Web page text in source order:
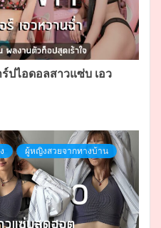
ร์ปไอดอลสาวแซ่บ เอว
ผู้หญิงสวยจากทางบ้าน